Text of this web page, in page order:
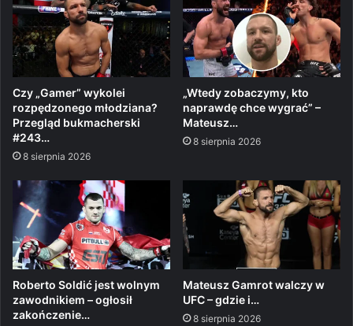
Czy „Gamer” wykolei
rozpędzonego młodziana?
Przegląd bukmacherski
#243…
8 sierpnia 2026
„Wtedy zobaczymy, kto
naprawdę chce wygrać” –
Mateusz…
8 sierpnia 2026
Roberto Soldić jest wolnym
zawodnikiem – ogłosił
zakończenie…
Mateusz Gamrot walczy w
UFC – gdzie i…
8 sierpnia 2026